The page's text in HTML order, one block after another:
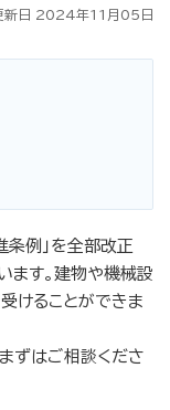
新日 2024年11月05日
例」を全部改正
ます。建物や機械設
けることができま
ずはご相談くださ